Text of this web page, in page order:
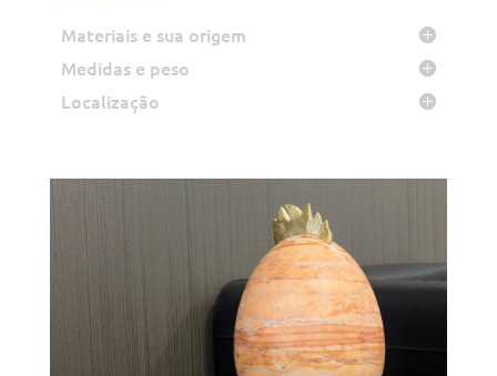
Materiais e sua origem
Medidas e peso
Localização